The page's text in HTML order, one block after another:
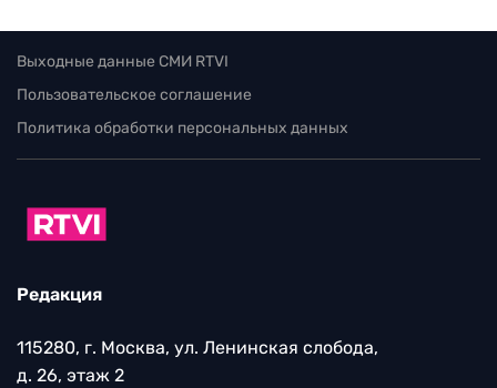
Выходные данные СМИ RTVI
Пользовательское соглашение
Политика обработки персональных данных
Редакция
115280, г. Москва, ул. Ленинская слобода,
д. 26, этаж 2